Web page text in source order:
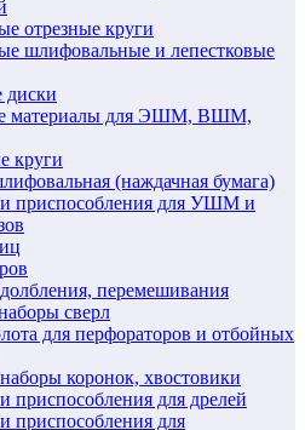
отрезные круги
шлифовальные и лепестковые
диски
материалы для ЭШМ, ВШМ,
круги
(наждачная бумага)
и приспособления для УШМ и
перемешивания
сверл
для перфораторов и отбойных
коронок, хвостовики
приспособления для дрелей
приспособления для